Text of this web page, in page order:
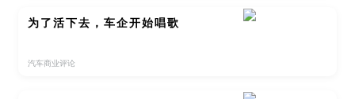
为了活下去，车企开始唱歌
汽车商业评论